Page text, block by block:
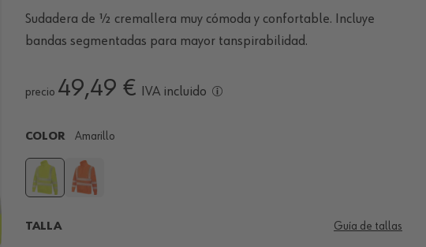
Sudadera de ½ cremallera muy cómoda y confortable. Incluye
bandas segmentadas para mayor tanspirabilidad.
precio 49,49 € IVA incluido
COLOR Amarillo
TALLA Guía de tallas